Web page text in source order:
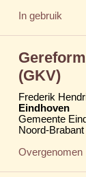
In gebruik
(GKV)
Frederik
Eindhoven
Gemeente
Noord-Brabant
Overgenomen